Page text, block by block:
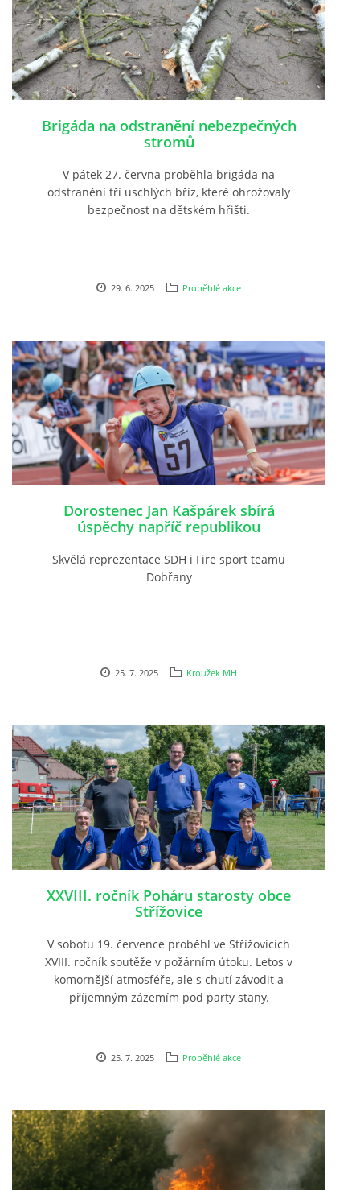
Brigáda na odstranění nebezpečných
stromů
V pátek 27. června proběhla brigáda na
odstranění tří uschlých bříz, které ohrožovaly
bezpečnost na dětském hřišti.
29. 6. 2025 Proběhlé akce
Dorostenec Jan Kašpárek sbírá
úspěchy napříč republikou
Skvělá reprezentace SDH i Fire sport teamu
Dobřany
25. 7. 2025 Kroužek MH
XXVIII. ročník Poháru starosty obce
Střížovice
V sobotu 19. července proběhl ve Střížovicích
XVIII. ročník soutěže v požárním útoku. Letos v
komornější atmosféře, ale s chutí závodit a
příjemným zázemím pod party stany.
25. 7. 2025 Proběhlé akce